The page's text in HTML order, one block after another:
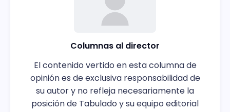
Columnas al director
El contenido vertido en esta columna de
opinión es de exclusiva responsabilidad de
su autor y no refleja necesariamente la
posición de Tabulado y su equipo editorial